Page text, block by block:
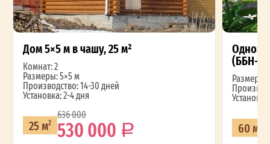
Дом 5×5 м в чашу, 25 м²
Комнат: 2
Размеры: 5×5 м
Производство: 14-30 дней
Установка: 2-4 дня
25 м2
636 000
530 000
(ББН-
Размеры:
60 м